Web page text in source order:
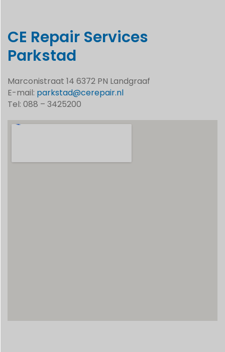
CE Repair Services
Parkstad
Marconistraat 14 6372 PN Landgraaf
E-mail: parkstad@cerepair.nl
Tel: 088 – 3425200